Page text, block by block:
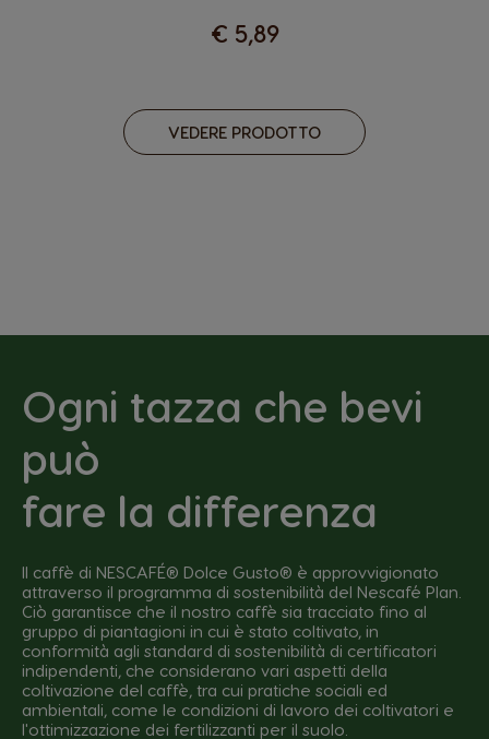
€ 5,89
VEDERE PRODOTTO
Ogni tazza che bevi
può
fare la differenza
Il caffè di NESCAFÉ® Dolce Gusto® è approvvigionato
attraverso il programma di sostenibilità del Nescafé Plan.
Ciò garantisce che il nostro caffè sia tracciato fino al
gruppo di piantagioni in cui è stato coltivato, in
conformità agli standard di sostenibilità di certificatori
indipendenti, che considerano vari aspetti della
coltivazione del caffè, tra cui pratiche sociali ed
ambientali, come le condizioni di lavoro dei coltivatori e
l'ottimizzazione dei fertilizzanti per il suolo.